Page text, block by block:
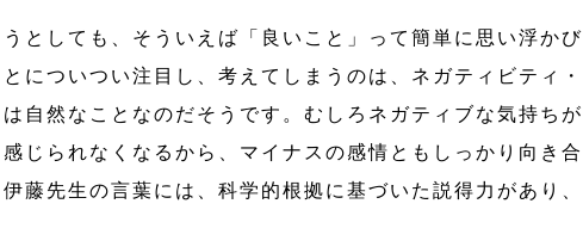
としても、そういえば「良いこと」って簡単に思い浮かび
についつい注目し、考えてしまうのは、ネガティビティ・
自然なことなのだそうです。むしろネガティブな気持ちが
じられなくなるから、マイナスの感情ともしっかり向き合
藤先生の言葉には、科学的根拠に基づいた説得力があり、